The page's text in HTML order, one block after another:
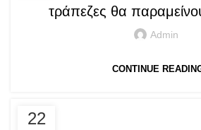
τράπεζες θα
Admin
CONTINUE
22